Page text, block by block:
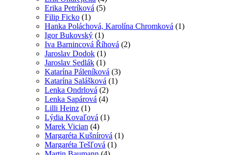
Erika Petríková (5)
Filip Ficko (1)
Hanka Poláchová, Karolína Chromková (1)
Igor Bukovský (1)
Iva Barnincová Říhová (2)
Jaroslav Dodok (1)
Jaroslav Sedlák (1)
Katarína Páleníková (3)
Katarína Salášková (1)
Lenka Ondrlová (2)
Lenka Sapárová (4)
Lilli Heinz (1)
Lýdia Kovaľová (1)
Marek Vician (4)
Margaréta Kušnírová (1)
Margaréta Tešľová (1)